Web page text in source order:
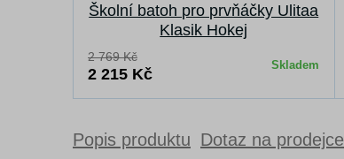
Školní batoh pro prvňáčky Ulitaa
Klasik Hokej
2 769 Kč
2 215 Kč
Skladem
Popis produktu Dotaz na prodejce